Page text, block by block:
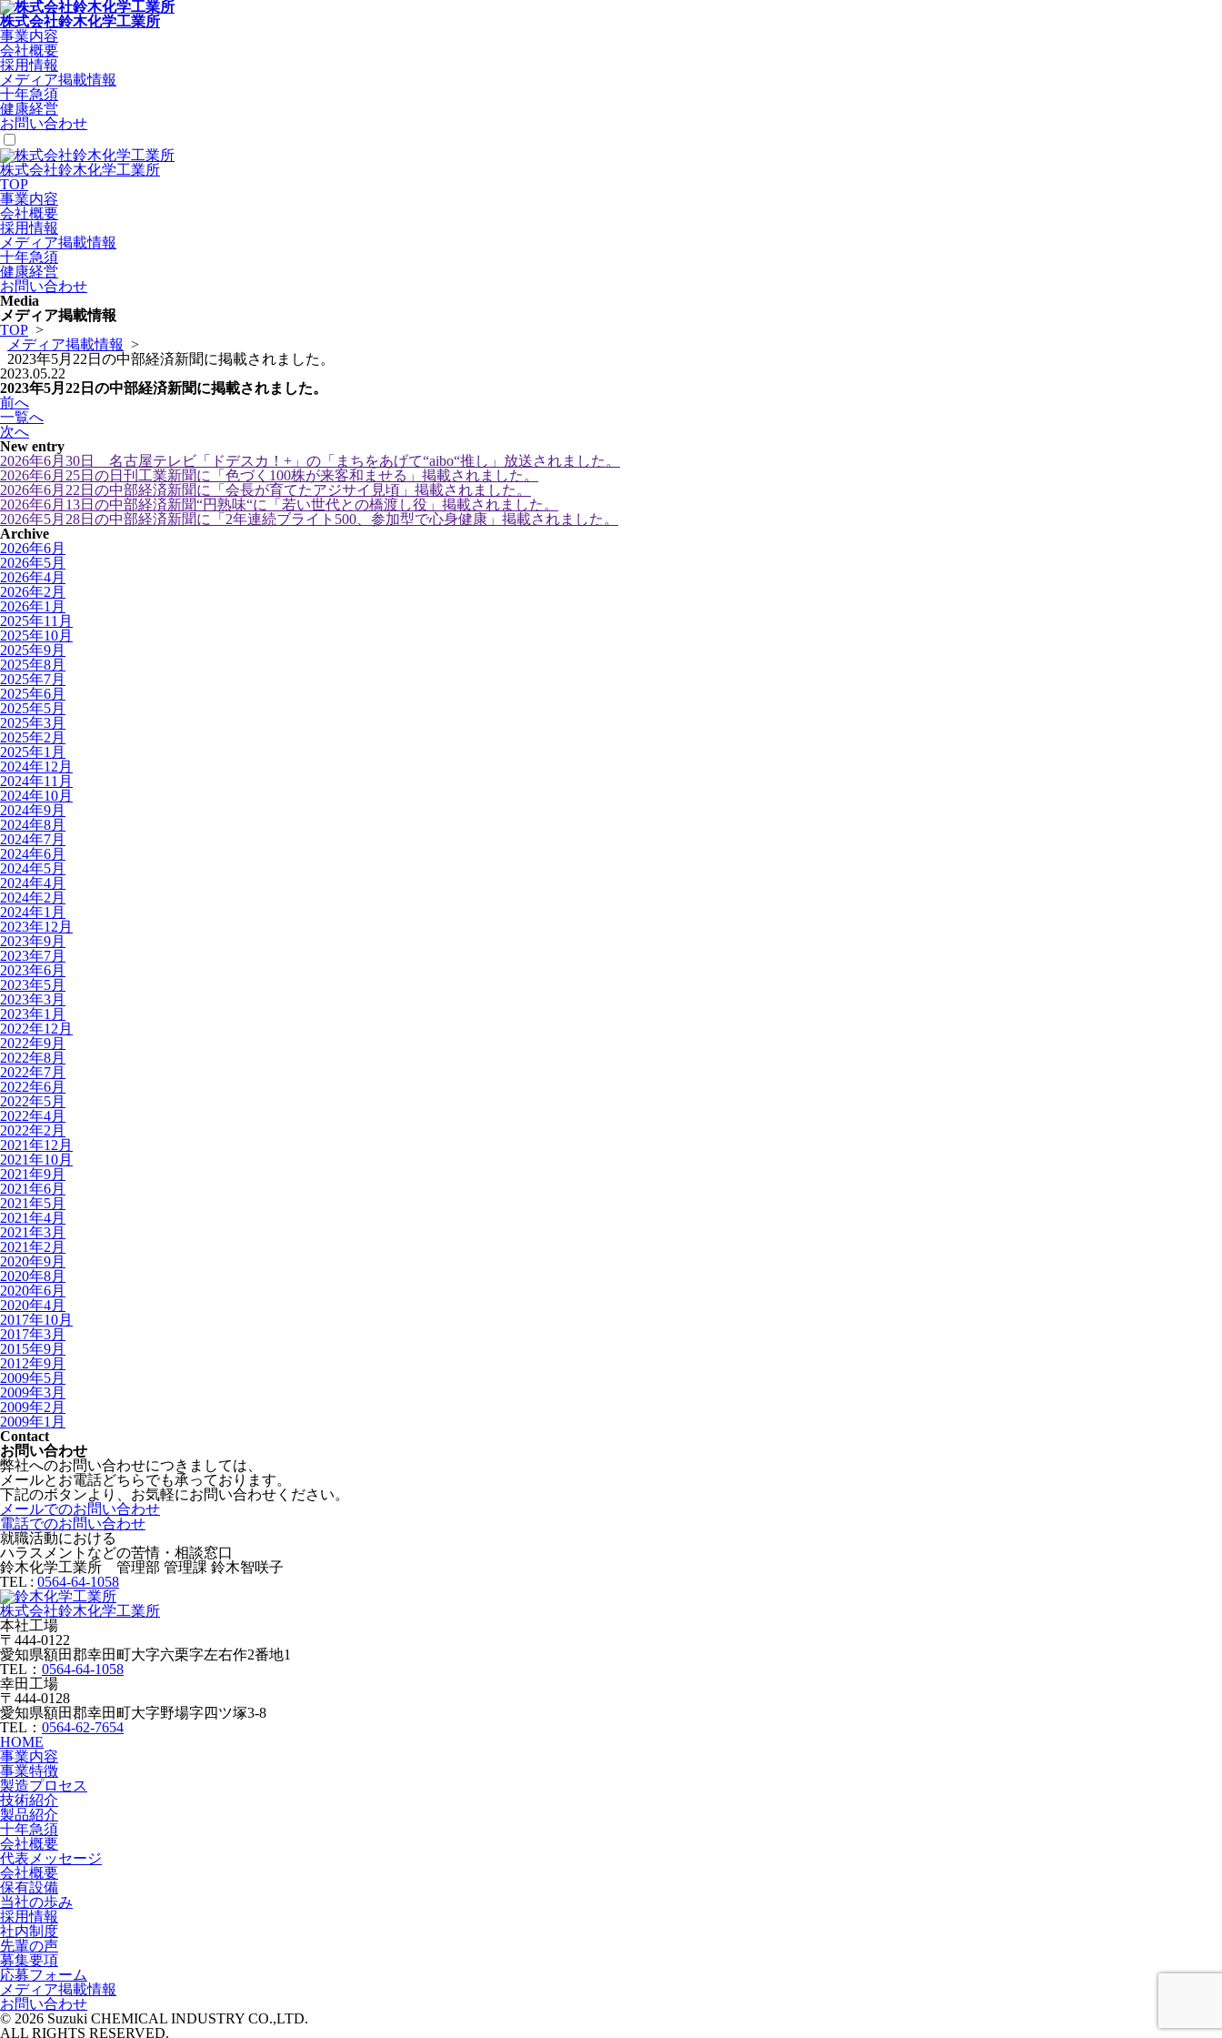
株式会社鈴木化学工業所
事業内容
会社概要
採用情報
メディア掲載情報
十年急須
健康経営
お問い合わせ
株式会社鈴木化学工業所
TOP
事業内容
会社概要
採用情報
メディア掲載情報
十年急須
健康経営
お問い合わせ
Media
メディア掲載情報
TOP >
メディア掲載情報 >
2023年5月22日の中部経済新聞に掲載されました。
2023.05.22
2023年5月22日の中部経済新聞に掲載されました。
前へ
一覧へ
次へ
New entry
2026年6月30日 名古屋テレビ「ドデスカ！+」の「まちをあげて“aibo“推し」放送されました。
2026年6月25日の日刊工業新聞に「色づく100株が来客和ませる」掲載されました。
2026年6月22日の中部経済新聞に「会長が育てたアジサイ見頃」掲載されました。
2026年6月13日の中部経済新聞“円熟味“に「若い世代との橋渡し役」掲載されました。
2026年5月28日の中部経済新聞に「2年連続ブライト500、参加型で心身健康」掲載されました。
Archive
2026年6月
2026年5月
2026年4月
2026年2月
2026年1月
2025年11月
2025年10月
2025年9月
2025年8月
2025年7月
2025年6月
2025年5月
2025年3月
2025年2月
2025年1月
2024年12月
2024年11月
2024年10月
2024年9月
2024年8月
2024年7月
2024年6月
2024年5月
2024年4月
2024年2月
2024年1月
2023年12月
2023年9月
2023年7月
2023年6月
2023年5月
2023年3月
2023年1月
2022年12月
2022年9月
2022年8月
2022年7月
2022年6月
2022年5月
2022年4月
2022年2月
2021年12月
2021年10月
2021年9月
2021年6月
2021年5月
2021年4月
2021年3月
2021年2月
2020年9月
2020年8月
2020年6月
2020年4月
2017年10月
2017年3月
2015年9月
2012年9月
2009年5月
2009年3月
2009年2月
2009年1月
Contact
お問い合わせ
弊社へのお問い合わせにつきましては、
メールとお電話どちらでも承っております。
下記のボタンより、お気軽にお問い合わせください。
メールでのお問い合わせ
電話でのお問い合わせ
就職活動における
ハラスメントなどの苦情・相談窓口
鈴木化学工業所 管理部 管理課 鈴木智咲子
TEL : 0564-64-1058
株式会社鈴木化学工業所
本社工場
〒444-0122
愛知県額田郡幸田町大字六栗字左右作2番地1
TEL： 0564-64-1058
幸田工場
〒444-0128
愛知県額田郡幸田町大字野場字四ツ塚3-8
TEL： 0564-62-7654
HOME
事業内容
事業特徴
製造プロセス
技術紹介
製品紹介
十年急須
会社概要
代表メッセージ
会社概要
保有設備
当社の歩み
採用情報
社内制度
先輩の声
募集要項
応募フォーム
メディア掲載情報
お問い合わせ
© 2026 Suzuki CHEMICAL INDUSTRY CO.,LTD.
ALL RIGHTS RESERVED.